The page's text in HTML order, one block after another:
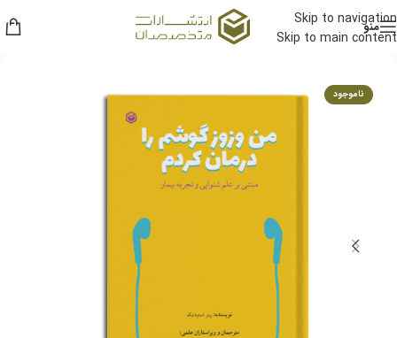
Skip to navigation
Skip to main content
منو
ناموجود